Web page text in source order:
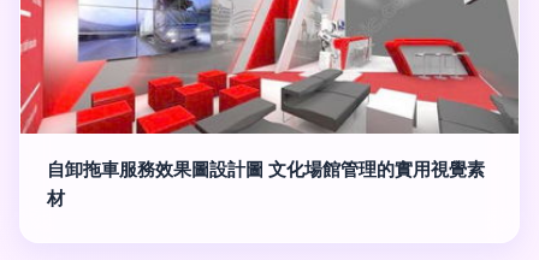
自卸拖車服務效果圖設計圖 文化場館管理的實用視覺素
材